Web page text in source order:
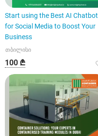
Start using the Best AI Chatbot
for Social Media to Boost Your
Business
თბილისი
100 ₾